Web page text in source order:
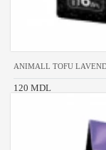
ANIMALL TOFU
120 MDL